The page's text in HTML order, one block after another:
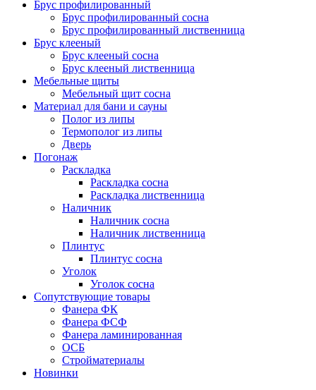
Брус профилированный
Брус профилированный сосна
Брус профилированный лиственница
Брус клееный
Брус клееный сосна
Брус клееный лиственница
Мебельные щиты
Мебельный щит сосна
Материал для бани и сауны
Полог из липы
Термополог из липы
Дверь
Погонаж
Раскладка
Раскладка сосна
Раскладка лиственница
Наличник
Наличник сосна
Наличник лиственница
Плинтус
Плинтус сосна
Уголок
Уголок сосна
Сопутствующие товары
Фанера ФК
Фанера ФСФ
Фанера ламинированная
ОСБ
Стройматериалы
Новинки